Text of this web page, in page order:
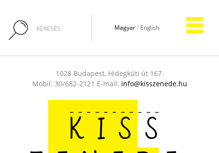
Magyar/ English
1028 Budapest, Hidegkúti út 167.
Mobil: 30/682-2121 E-mail: info@kisszenede.hu